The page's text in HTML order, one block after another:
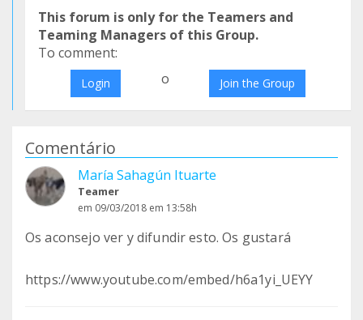
This forum is only for the Teamers and
Teaming Managers of this Group.
To comment:
Login o Join the Group
Comentário
María Sahagún Ituarte
Teamer
em 09/03/2018 em 13:58h
Os aconsejo ver y difundir esto. Os gustará
https://www.youtube.com/embed/h6a1yi_UEYY